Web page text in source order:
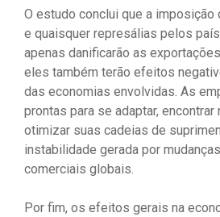
O estudo conclui que a
e quaisquer represálias pelos
apenas danificarão as
eles também terão efeitos
das economias envolvidas. As
prontas para se adaptar,
otimizar suas cadeias de
instabilidade gerada por
comerciais globais.
Por fim, os efeitos gerais na